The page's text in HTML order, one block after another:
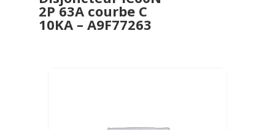
2P 63A courbe C
10KA – A9F77263